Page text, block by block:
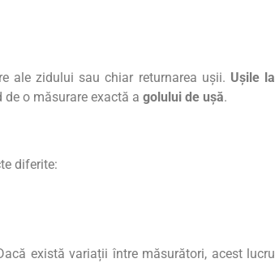
ale zidului sau chiar returnarea ușii. Ușile la
o măsurare exactă a golului de ușă.
diferite:
există variații între măsurători, acest lucru